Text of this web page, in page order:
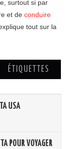
surtout si par
et deconduire
tout sur la
ÉTIQUETTES
USA
POUR VOYAGER